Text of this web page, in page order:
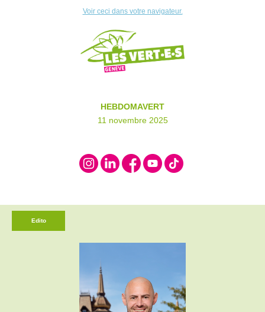
Voir ceci dans votre navigateur.
HEBDOMAVERT
11 novembre 2025
Edito